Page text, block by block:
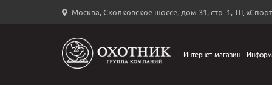
Москва, Сколковское шоссе, дом 31, стр. 1, ТЦ
←
Интернет магазин